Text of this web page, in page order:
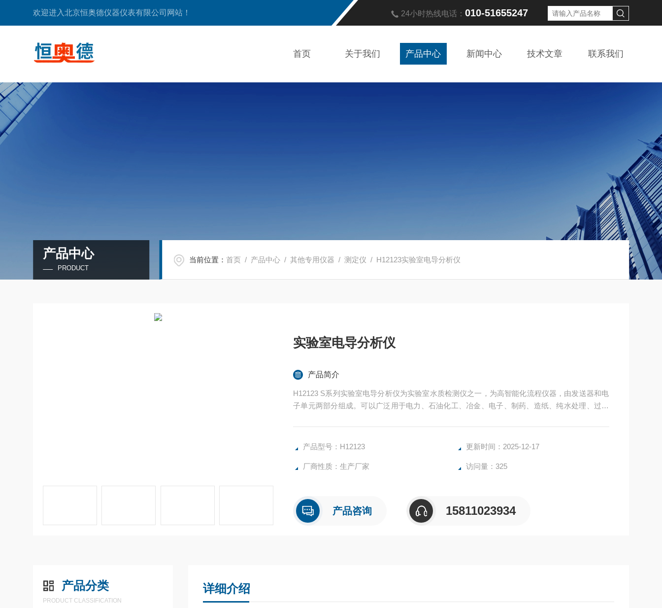
欢迎进入北京恒奥德仪器仪表有限公司网站！ 24小时热线电话： 010-51655247
首页 关于我们 产品中心 新闻中心 技术文章 联系我们
产品中心
PRODUCT
当前位置：首页 / 产品中心 /其他专用仪器 /测定仪 / H12123实验室电导分析仪
实验室电导分析仪
产品简介
H12123 S系列实验室电导分析仪为实验室水质检测仪之一，为高智能化流程仪器，由发送器和电
子单元两部分组成。可以广泛用于电力、石油化工、冶金、电子、制药、造纸、纯水处理、过程
产品型号：H12123 更新时间：2025-12-17
厂商性质：生产厂家 访问量：325
产品咨询 15811023934
产品分类
PRODUCT CLASSIFICATION
详细介绍